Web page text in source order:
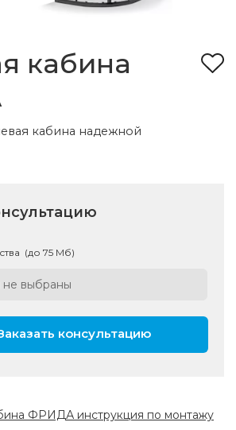
кабина
кабина надежной
(до 75 Мб)
выбраны
консультацию
ФРИДА инструкция по монтажу